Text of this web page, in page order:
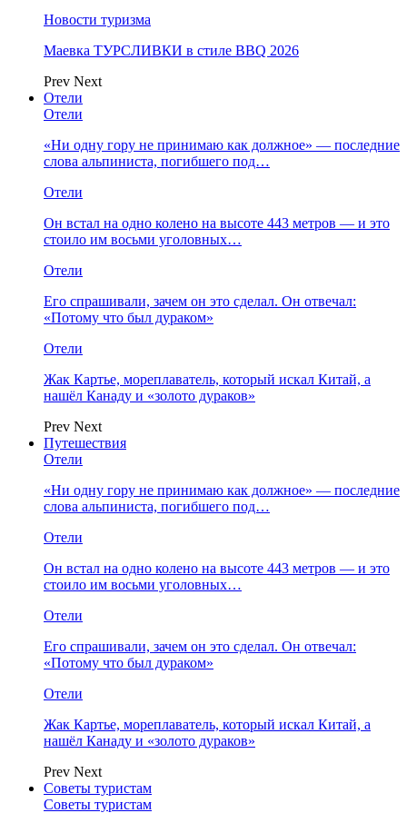
Новости туризма
Маевка ТУРСЛИВКИ в стиле BBQ 2026
Prev Next
Отели
Отели
«Ни одну гору не принимаю как должное» — последние
слова альпиниста, погибшего под…
Отели
Он встал на одно колено на высоте 443 метров — и это
стоило им восьми уголовных…
Отели
Его спрашивали, зачем он это сделал. Он отвечал:
«Потому что был дураком»
Отели
Жак Картье, мореплаватель, который искал Китай, а
нашёл Канаду и «золото дураков»
Prev Next
Путешествия
Отели
«Ни одну гору не принимаю как должное» — последние
слова альпиниста, погибшего под…
Отели
Он встал на одно колено на высоте 443 метров — и это
стоило им восьми уголовных…
Отели
Его спрашивали, зачем он это сделал. Он отвечал:
«Потому что был дураком»
Отели
Жак Картье, мореплаватель, который искал Китай, а
нашёл Канаду и «золото дураков»
Prev Next
Советы туристам
Советы туристам